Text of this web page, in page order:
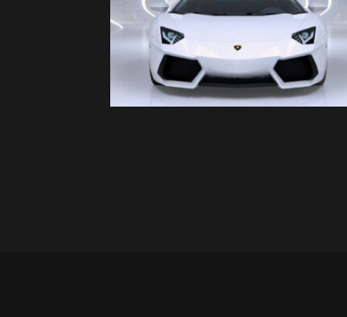
LAMBORGHINI | 3D
Illustration